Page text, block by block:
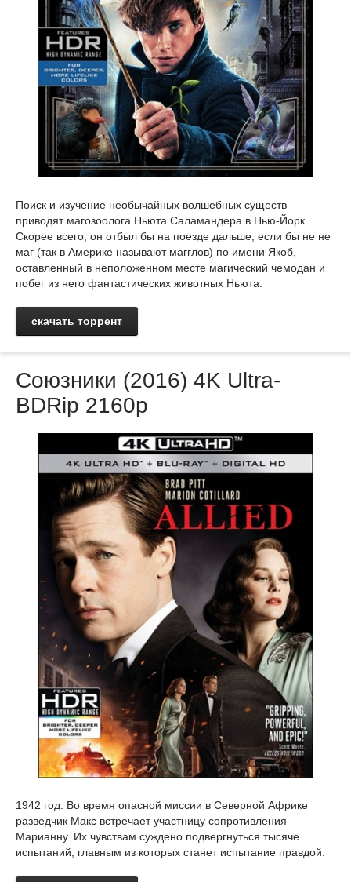
Поиск и изучение необычайных волшебных существ
приводят магозоолога Ньюта Саламандера в Нью-Йорк.
Скорее всего, он отбыл бы на поезде дальше, если бы не не
маг (так в Америке называют магглов) по имени Якоб,
оставленный в неположенном месте магический чемодан и
побег из него фантастических животных Ньюта.
скачать торрент
Союзники (2016) 4K Ultra-
BDRip 2160p
1942 год. Во время опасной миссии в Северной Африке
разведчик Макс встречает участницу сопротивления
Марианну. Их чувствам суждено подвергнуться тысяче
испытаний, главным из которых станет испытание правдой.